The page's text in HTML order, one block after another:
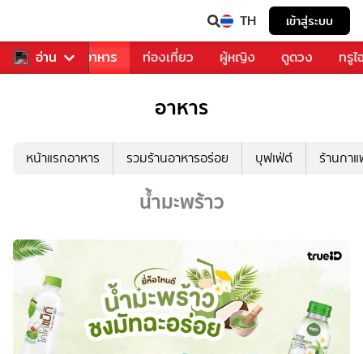
TH เข้าสู่ระบบ
อ่าน
การเพลง อาหาร ท่องเที่ยว ผู้หญิง ดูดวง ทรู
อาหาร
หน้าแรกอาหาร รวมร้านอาหารอร่อย บุฟเฟ่ต์ ร้านกา
น้ำมะพร้าว